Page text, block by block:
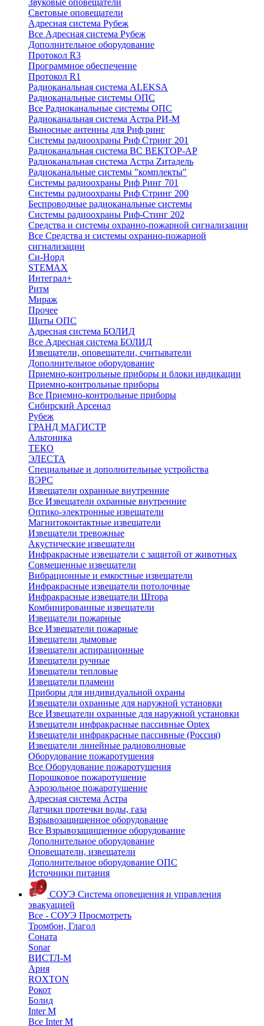
Звуковые оповещатели
Световые оповещатели
Адресная система Рубеж
Все Адресная система Рубеж
Дополнительное оборудование
Протокол R3
Программное обеспечение
Протокол R1
Радиоканальная система ALEKSA
Радиоканальные системы ОПС
Все Радиоканальные системы ОПС
Радиоканальная система Астра РИ-М
Выносные антенны для Риф ринг
Системы радиоохраны Риф Стринг 201
Радиоканальная система ВС ВЕКТОР-АР
Радиоканальная система Астра Zитадель
Радиоканальные системы "комплекты"
Системы радиоохраны Риф Ринг 701
Системы радиоохраны Риф Стринг 200
Беспроводные радиоканальные системы
Системы радиоохраны Риф-Стинг 202
Средства и системы охранно-пожарной сигнализации
Все Средства и системы охранно-пожарной
сигнализации
Си-Норд
STEMAX
Интеграл+
Ритм
Мираж
Прочее
Щиты ОПС
Адресная система БОЛИД
Все Адресная система БОЛИД
Извещатели, оповещатели, считыватели
Дополнительное оборудование
Приемно-контрольные приборы и блоки индикации
Приемно-контрольные приборы
Все Приемно-контрольные приборы
Сибирский Арсенал
Рубеж
ГРАНД МАГИСТР
Альтоника
ТЕКО
ЭЛЕСТА
Специальные и дополнительные устройства
ВЭРС
Извещатели охранные внутренние
Все Извещатели охранные внутренние
Оптико-электронные извещатели
Магнитоконтактные извещатели
Извещатели тревожные
Акустические извещатели
Инфракрасные извещатели с защитой от животных
Совмещенные извещатели
Вибрационные и емкостные извещатели
Инфракрасные извещатели потолочные
Инфракрасные извещатели Штора
Комбинированные извещатели
Извещатели пожарные
Все Извещатели пожарные
Извещатели дымовые
Извещатели аспирационные
Извещатели ручные
Извещатели тепловые
Извещатели пламени
Приборы для индивидуальной охраны
Извещатели охранные для наружной установки
Все Извещатели охранные для наружной установки
Извещатели инфракрасные пассивные Optex
Извещатели инфракрасные пассивные (Россия)
Извещатели линейные радиоволновые
Оборудование пожаротушения
Все Оборудование пожаротушения
Порошковое пожаротушение
Аэрозольное пожаротушение
Адресная система Астра
Датчики протечки воды, газа
Взрывозащищенное оборудование
Все Взрывозащищенное оборудование
Дополнительное оборудование
Оповещатели, извещатели
Дополнительное оборудование ОПС
Источники питания
СОУЭ Система оповещения и управления
эвакуацией
Все - СОУЭ Просмотреть
Тромбон, Глагол
Соната
Sonar
ВИСТЛ-М
Ария
ROXTON
Рокот
Болид
Inter M
Все Inter M